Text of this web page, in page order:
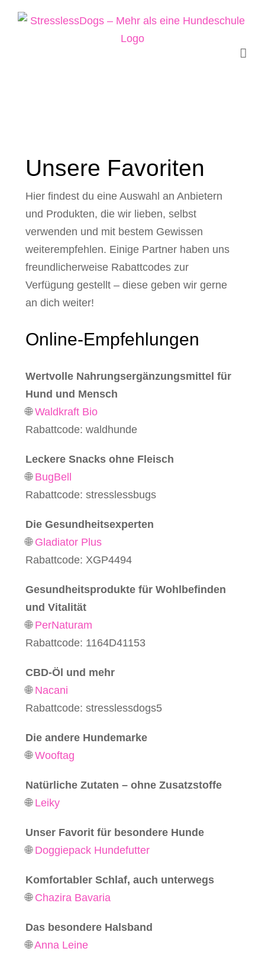
Unsere Favoriten
Hier findest du eine Auswahl an Anbietern
und Produkten, die wir lieben, selbst
verwenden und mit bestem Gewissen
weiterempfehlen. Einige Partner haben uns
freundlicherweise Rabattcodes zur
Verfügung gestellt – diese geben wir gerne
an dich weiter!
Online-Empfehlungen
Wertvolle Nahrungsergänzungsmittel für
Hund und Mensch
🌐Waldkraft Bio
Rabattcode: waldhunde
Leckere Snacks ohne Fleisch
🌐 BugBell
Rabattcode: stresslessbugs
Die Gesundheitsexperten
🌐 Gladiator Plus
Rabattcode: XGP4494
Gesundheitsprodukte für Wohlbefinden
und Vitalität
🌐 PerNaturam
Rabattcode: 1164D41153
CBD-Öl und mehr
🌐 Nacani
Rabattcode: stresslessdogs5
Die andere Hundemarke
🌐Wooftag
Natürliche Zutaten – ohne Zusatzstoffe
🌐 Leiky
Unser Favorit für besondere Hunde
🌐 Doggiepack Hundefutter
Komfortabler Schlaf, auch unterwegs
🌐 Chazira Bavaria
Das besondere Halsband
🌐Anna Leine